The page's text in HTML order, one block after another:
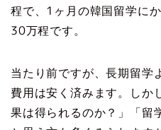
程で、1ヶ月の韓国留学に
30万程です。
当たり前ですが、長期留学
費用は安く済みます。しか
果は得られるのか？」「留